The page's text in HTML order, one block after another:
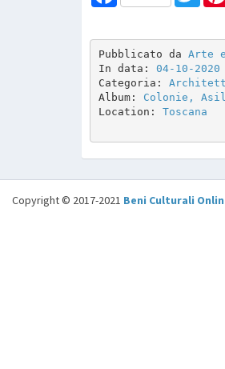
Pubblicato da Arte
In data: 04-10-2020
Categoria:
Album: Colonie,
Location: Toscana
Copyright © 2017-2021 Beni Culturali